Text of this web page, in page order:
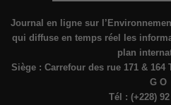
Journal en ligne sur
qui diffuse en temps réel les
plan
Siège : Carrefour des rue 171 & 164
G O
Tél : (+228)